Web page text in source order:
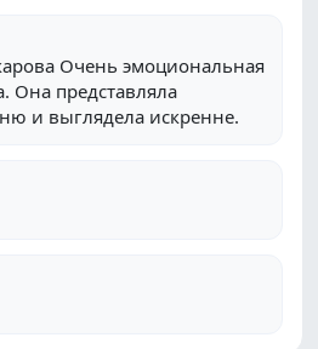
Очень эмоциональная
Она представляла
и выглядела искренне.